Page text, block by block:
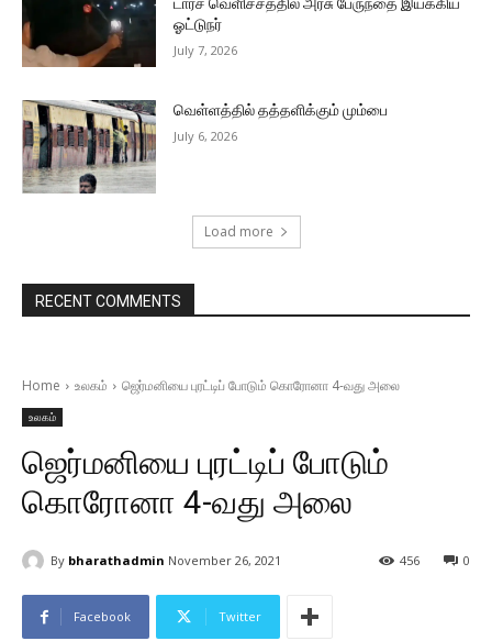
ஓட்டுநர்
July 7, 2026
வெள்ளத்தில் தத்தளிக்கும் மும்பை
July 6, 2026
Load more
RECENT COMMENTS